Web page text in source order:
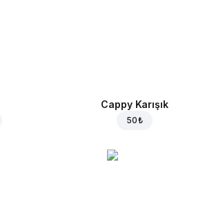
Cappy Karışık
50 ₺